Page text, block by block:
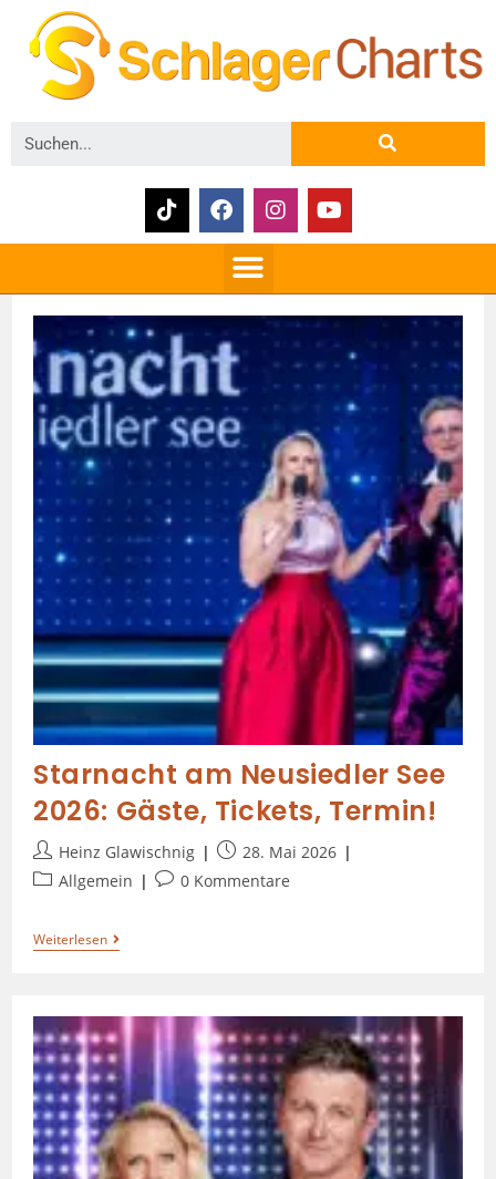
Starnacht am Neusiedler See
2026: Gäste, Tickets, Termin!
Heinz Glawischnig
28. Mai 2026
Allgemein
0 Kommentare
Weiterlesen